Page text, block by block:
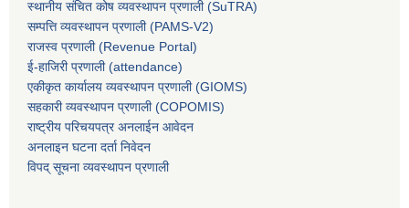
स्थानीय संचित कोष व्यवस्थापन प्रणाली (SuTRA)
सम्पत्ति व्यवस्थापन प्रणाली (PAMS-V2)
राजस्व प्रणाली (Revenue Portal)
ई-हाजिरी प्रणाली (attendance)
एकीकृत कार्यालय व्यवस्थापन प्रणाली (GIOMS)
सहकारी व्यवस्थापन प्रणाली (COPOMIS)
राष्ट्रीय परिचयपत्र अनलाईन आवेदन
अनलाइन घटना दर्ता निवेदन
विपद् सूचना व्यवस्थापन प्रणाली